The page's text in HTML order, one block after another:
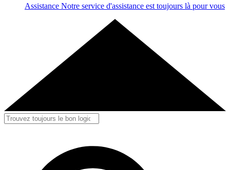
Assistance Notre service d'assistance est toujours là pour vous